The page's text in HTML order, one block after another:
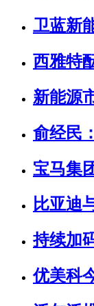
卫蓝新
西雅特
新能源
俞经民
宝马集
比亚迪
持续加
优美科